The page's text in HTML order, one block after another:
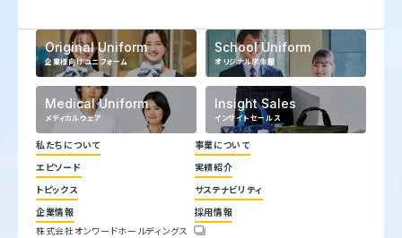
Original Uniform
企業様向けユニフォーム
School Uniform
オリジナル学生服
Medical Uniform
メディカルウェア
Insight Sales
インサイトセールス
私たちについて
代表メッセージ
企業理念
ヒストリー
事業について
エピソード
実績紹介
トピックス
サステナビリティ
トップコミットメント
企業情報
採用情報
株式会社オンワードホールディングス